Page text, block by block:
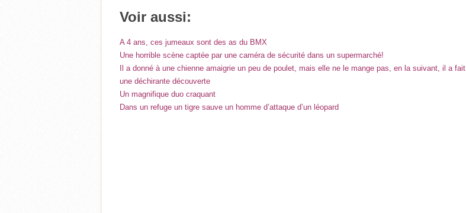
Voir aussi:
A 4 ans, ces jumeaux sont des as du BMX
Une horrible scène captée par une caméra de sécurité dans un supermarché!
Il a donné à une chienne amaigrie un peu de poulet, mais elle ne le mange pas, en la suivant, il a fait
une déchirante découverte
Un magnifique duo craquant
Dans un refuge un tigre sauve un homme d’attaque d’un léopard